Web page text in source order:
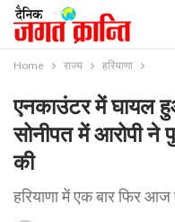
Home राज्य हरियाणा
एनकाउंटर में घायल
सोनीपत में आरोपी ने
की
हरियाणा में एक बार फिर